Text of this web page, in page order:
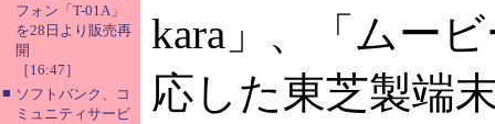
フォン「T-01A」
を28日より販売再
開
［16:47］
■ ソフトバンク、コ
ミュニティサービ
kara」、「ムー
応した東芝製端